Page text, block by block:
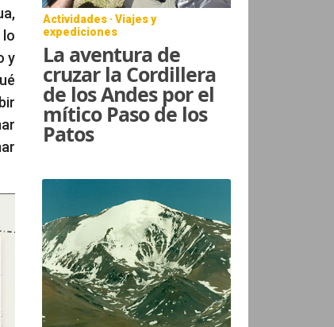
lo
y
Actividades · Viajes y
expediciones
La aventura de
cruzar la Cordillera
de los Andes por el
mítico Paso de los
Patos